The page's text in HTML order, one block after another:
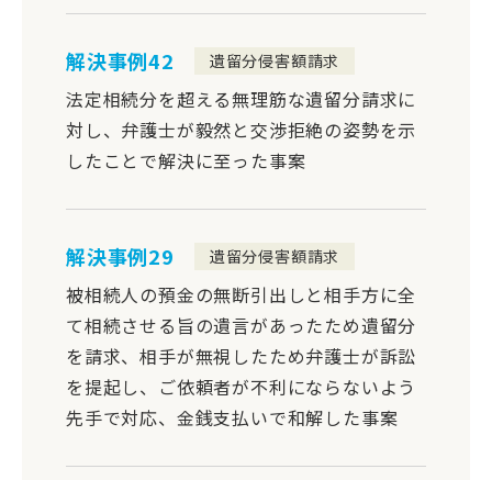
解決事例42 遺留分侵害額請求
法定相続分を超える無理筋な遺留分請求に
対し、弁護士が毅然と交渉拒絶の姿勢を示
したことで解決に至った事案
解決事例29 遺留分侵害額請求
被相続人の預金の無断引出しと相手方に全
て相続させる旨の遺言があったため遺留分
を請求、相手が無視したため弁護士が訴訟
を提起し、ご依頼者が不利にならないよう
先手で対応、金銭支払いで和解した事案